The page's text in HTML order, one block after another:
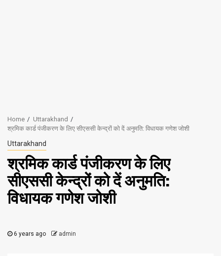
Home
Uttarakhand
श्रमिक कार्ड पंजीकरण के लिए सीएससी केन्द्रों को दें अनुमति: विधायक गणेश जोशी
Uttarakhand
श्रमिक कार्ड पंजीकरण के लिए
सीएससी केन्द्रों को दें अनुमति:
विधायक गणेश जोशी
6 years ago admin